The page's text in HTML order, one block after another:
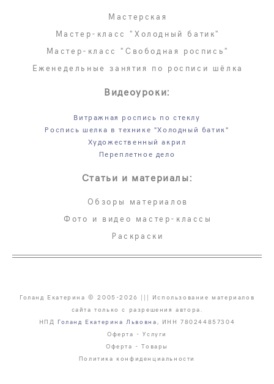
Мастерская
Мастер-класс "Холодный батик"
Мастер-класс "Свободная роспись"
Еженедельные занятия по росписи шёлка
Видеоуроки:
Витражная роспись по стеклу
Роспись шелка в технике "Холодный батик"
Художественный акрил
Переплетное дело
Статьи и материалы:
Обзоры материалов
Фото и видео мастер-классы
Раскраски
Голанд Екатерина © 2005-2026 ||| Использование материалов
сайта только с разрешения автора.
НПД Голанд Екатерина Львовна, ИНН 780244857304
Оферта - Услуги
Оферта - Товары
Политика конфиденциальности